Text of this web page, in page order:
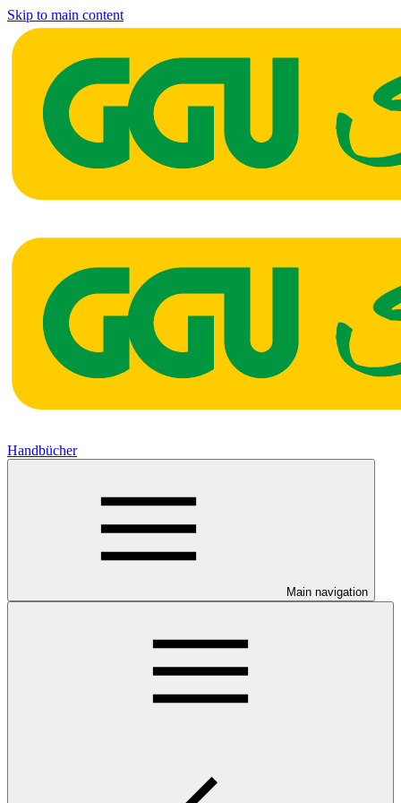
Skip to main content
Handbücher
Main navigation